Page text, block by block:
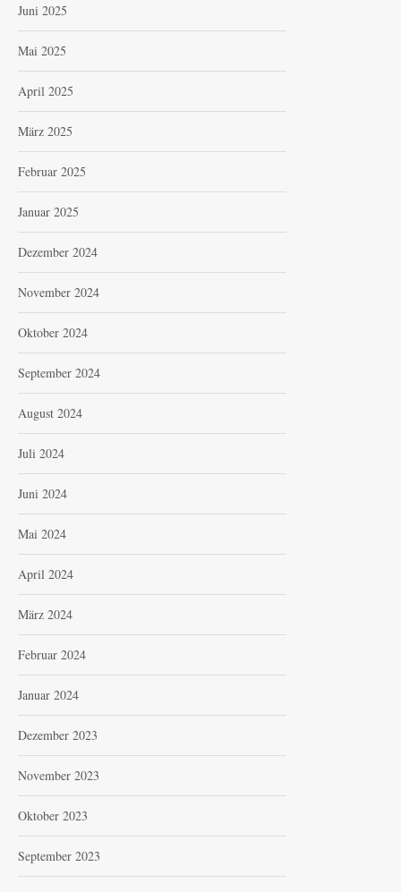
Juni 2025
Mai 2025
April 2025
März 2025
Februar 2025
Januar 2025
Dezember 2024
November 2024
Oktober 2024
September 2024
August 2024
Juli 2024
Juni 2024
Mai 2024
April 2024
März 2024
Februar 2024
Januar 2024
Dezember 2023
November 2023
Oktober 2023
September 2023